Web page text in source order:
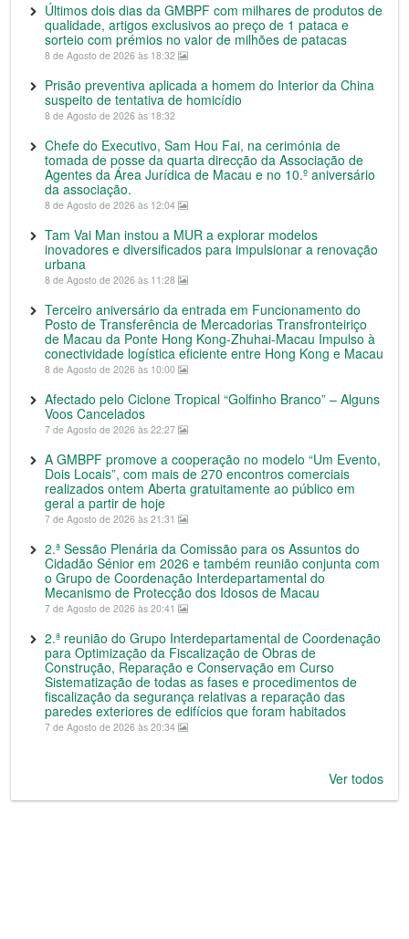
Últimos dois dias da GMBPF com milhares de produtos de
qualidade, artigos exclusivos ao preço de 1 pataca e
sorteio com prémios no valor de milhões de patacas
8 de Agosto de 2026 às 18:32
Prisão preventiva aplicada a homem do Interior da China
suspeito de tentativa de homicídio
8 de Agosto de 2026 às 18:32
Chefe do Executivo, Sam Hou Fai, na cerimónia de
tomada de posse da quarta direcção da Associação de
Agentes da Área Jurídica de Macau e no 10.º aniversário
da associação.
8 de Agosto de 2026 às 12:04
Tam Vai Man instou a MUR a explorar modelos
inovadores e diversificados para impulsionar a renovação
urbana
8 de Agosto de 2026 às 11:28
Terceiro aniversário da entrada em Funcionamento do
Posto de Transferência de Mercadorias Transfronteiriço
de Macau da Ponte Hong Kong-Zhuhai-Macau Impulso à
conectividade logística eficiente entre Hong Kong e Macau
8 de Agosto de 2026 às 10:00
Afectado pelo Ciclone Tropical “Golfinho Branco” – Alguns
Voos Cancelados
7 de Agosto de 2026 às 22:27
A GMBPF promove a cooperação no modelo “Um Evento,
Dois Locais”, com mais de 270 encontros comerciais
realizados ontem Aberta gratuitamente ao público em
geral a partir de hoje
7 de Agosto de 2026 às 21:31
2.ª Sessão Plenária da Comissão para os Assuntos do
Cidadão Sénior em 2026 e também reunião conjunta com
o Grupo de Coordenação Interdepartamental do
Mecanismo de Protecção dos Idosos de Macau
7 de Agosto de 2026 às 20:41
2.ª reunião do Grupo Interdepartamental de Coordenação
para Optimização da Fiscalização de Obras de
Construção, Reparação e Conservação em Curso
Sistematização de todas as fases e procedimentos de
fiscalização da segurança relativas a reparação das
paredes exteriores de edifícios que foram habitados
7 de Agosto de 2026 às 20:34
Ver todos